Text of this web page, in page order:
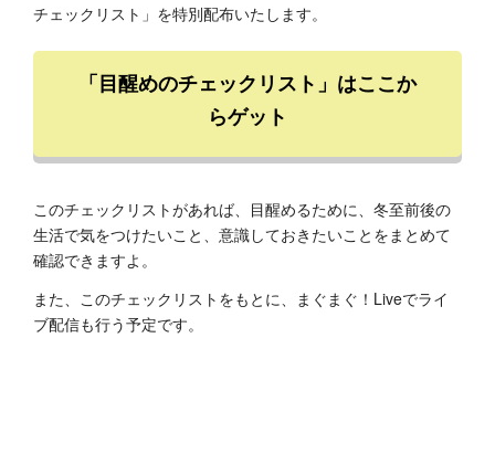
チェックリスト」を特別配布いたします。
「目醒めのチェックリスト」はここか
らゲット
このチェックリストがあれば、目醒めるために、冬至前後の
生活で気をつけたいこと、意識しておきたいことをまとめて
確認できますよ。
また、このチェックリストをもとに、まぐまぐ！Liveでライ
ブ配信も行う予定です。